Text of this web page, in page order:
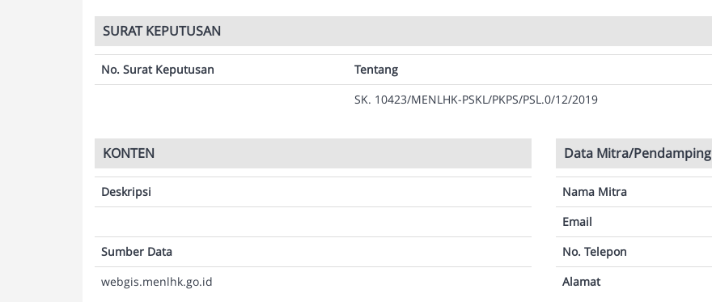
SURAT KEPUTUSAN
No. Surat Keputusan Tentang
SK. 10423/MENLHK-PSKL/PKPS/PSL.0/12/2019
KONTEN
Deskripsi
Sumber Data
webgis.menlhk.go.id
Data Mitra/Pendamping
Nama Mitra
Email
No. Telepon
Alamat